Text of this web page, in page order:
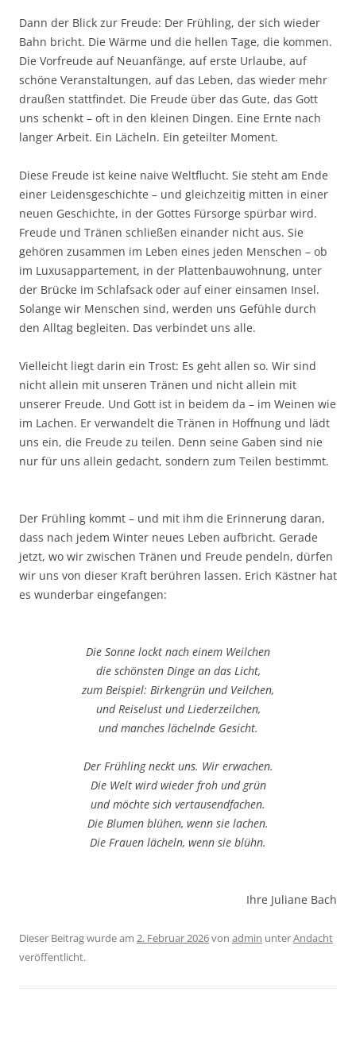
Dann der Blick zur Freude: Der Frühling, der sich wieder
Bahn bricht. Die Wärme und die hellen Tage, die kommen.
Die Vorfreude auf Neuanfänge, auf erste Urlaube, auf
schöne Veranstaltungen, auf das Leben, das wieder mehr
draußen stattfindet. Die Freude über das Gute, das Gott
uns schenkt – oft in den kleinen Dingen. Eine Ernte nach
langer Arbeit. Ein Lächeln. Ein geteilter Moment.
Diese Freude ist keine naive Weltflucht. Sie steht am Ende
einer Leidensgeschichte – und gleichzeitig mitten in einer
neuen Geschichte, in der Gottes Fürsorge spürbar wird.
Freude und Tränen schließen einander nicht aus. Sie
gehören zusammen im Leben eines jeden Menschen – ob
im Luxusappartement, in der Plattenbauwohnung, unter
der Brücke im Schlafsack oder auf einer einsamen Insel.
Solange wir Menschen sind, werden uns Gefühle durch
den Alltag begleiten. Das verbindet uns alle.
Vielleicht liegt darin ein Trost: Es geht allen so. Wir sind
nicht allein mit unseren Tränen und nicht allein mit
unserer Freude. Und Gott ist in beidem da – im Weinen wie
im Lachen. Er verwandelt die Tränen in Hoffnung und lädt
uns ein, die Freude zu teilen. Denn seine Gaben sind nie
nur für uns allein gedacht, sondern zum Teilen bestimmt.
Der Frühling kommt – und mit ihm die Erinnerung daran,
dass nach jedem Winter neues Leben aufbricht. Gerade
jetzt, wo wir zwischen Tränen und Freude pendeln, dürfen
wir uns von dieser Kraft berühren lassen. Erich Kästner hat
es wunderbar eingefangen:
Die Sonne lockt nach einem Weilchen
die schönsten Dinge an das Licht,
zum Beispiel: Birkengrün und Veilchen,
und Reiselust und Liederzeilchen,
und manches lächelnde Gesicht.
Der Frühling neckt uns. Wir erwachen.
Die Welt wird wieder froh und grün
und möchte sich vertausendfachen.
Die Blumen blühen, wenn sie lachen.
Die Frauen lächeln, wenn sie blühn.
Ihre Juliane Bach
Dieser Beitrag wurde am 2. Februar 2026von admin unterAndacht
veröffentlicht.